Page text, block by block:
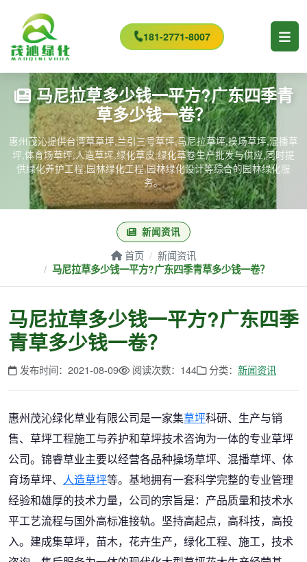
181-2771-8007
马尼拉草多少钱一平方?广东四季青
草多少钱一卷？
惠州茂沁提供台湾草草坪,兰引三号草坪,马尼拉草坪,操场草坪,混播草
坪,体育场草坪,人造草坪,绿化草皮,绿化草卷生产批发与供应,同时提
供绿化养护工程,园林绿化工程,园林绿化设计等综合的园林绿化服
务。
新闻资讯
首页 新闻资讯
马尼拉草多少钱一平方?广东四季青草多少钱一卷？
马尼拉草多少钱一平方?广东四季
青草多少钱一卷？
发布时间：2021-08-09 阅读次数：144 分类： 新闻资讯
惠州茂沁绿化草业有限公司是一家集草坪科研、生产与销
售、草坪工程施工与养护和草坪技术咨询为一体的专业草坪
公司。锦睿草业主要以经营各品种操场草坪、混播草坪、体
育场草坪、 人造草坪等。基地拥有一套科学完整的专业管理
经验和雄厚的技术力量，公司的宗旨是：产品质量和技术水
平工艺流程与国外高标准接轨。坚持高起点，高科技，高投
入。建成集草坪，苗木，花卉生产，绿化工程、施工，技术